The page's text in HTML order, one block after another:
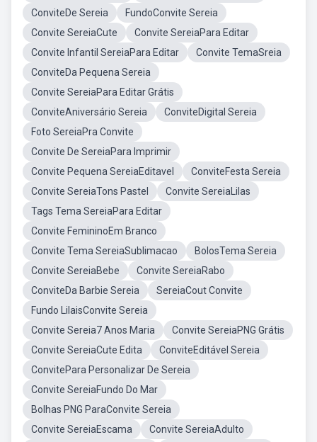
ConviteDe Sereia
FundoConvite Sereia
Convite SereiaCute
Convite SereiaPara Editar
Convite Infantil SereiaPara Editar
Convite TemaSreia
ConviteDa Pequena Sereia
Convite SereiaPara Editar Grátis
ConviteAniversário Sereia
ConviteDigital Sereia
Foto SereiaPra Convite
Convite De SereiaPara Imprimir
Convite Pequena SereiaEditavel
ConviteFesta Sereia
Convite SereiaTons Pastel
Convite SereiaLilas
Tags Tema SereiaPara Editar
Convite FemininoEm Branco
Convite Tema SereiaSublimacao
BolosTema Sereia
Convite SereiaBebe
Convite SereiaRabo
ConviteDa Barbie Sereia
SereiaCout Convite
Fundo LilaisConvite Sereia
Convite Sereia7 Anos Maria
Convite SereiaPNG Grátis
Convite SereiaCute Edita
ConviteEditável Sereia
ConvitePara Personalizar De Sereia
Convite SereiaFundo Do Mar
Bolhas PNG ParaConvite Sereia
Convite SereiaEscama
Convite SereiaAdulto